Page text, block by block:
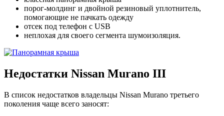
порог-молдинг и двойной резиновый уплотнитель,
помогающие не пачкать одежду
отсек под телефон с USB
неплохая для своего сегмента шумоизоляция.
Недостатки Nissan Murano III
В список недостатков владельцы Nissan Murano третьего
поколения чаще всего заносят: